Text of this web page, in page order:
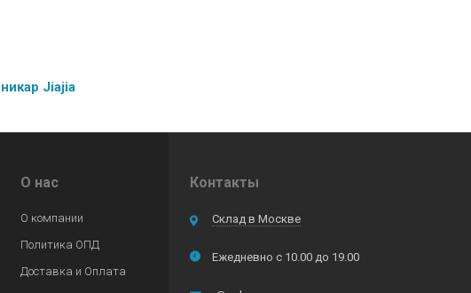
Jiajia
Контакты
Склад в Москве
Ежедневно с 10.00 до 19.00
О нас
О компании
Политика ОПД
Доставка и Оплата